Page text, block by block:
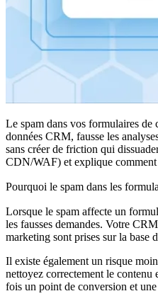
Le spam dans vos formulaires de
données CRM, fausse les
sans créer de friction qui
CDN/WAF) et explique comment
Pourquoi le spam dans les
Lorsque le spam affecte un
les fausses demandes. Votre
marketing sont prises sur la base
Il existe également un risque
nettoyez correctement le
fois un point de conversion et